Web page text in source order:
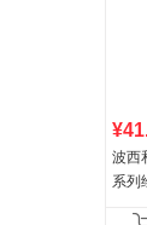
波西
系列